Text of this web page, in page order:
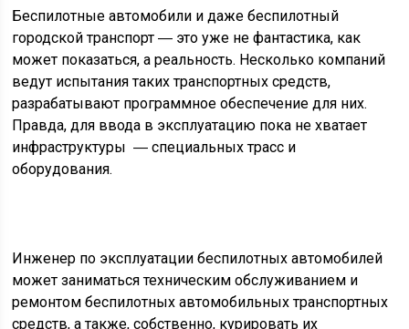
Беспилотные автомобили и даже беспилотный
городской транспорт ― это уже не фантастика, как
может показаться, а реальность. Несколько компаний
ведут испытания таких транспортных средств,
разрабатывают программное обеспечение для них.
Правда, для ввода в эксплуатацию пока не хватает
инфраструктуры ― специальных трасс и
оборудования.
Инженер по эксплуатации беспилотных автомобилей
может заниматься техническим обслуживанием и
ремонтом беспилотных автомобильных транспортных
средств, а также, собственно, курировать их